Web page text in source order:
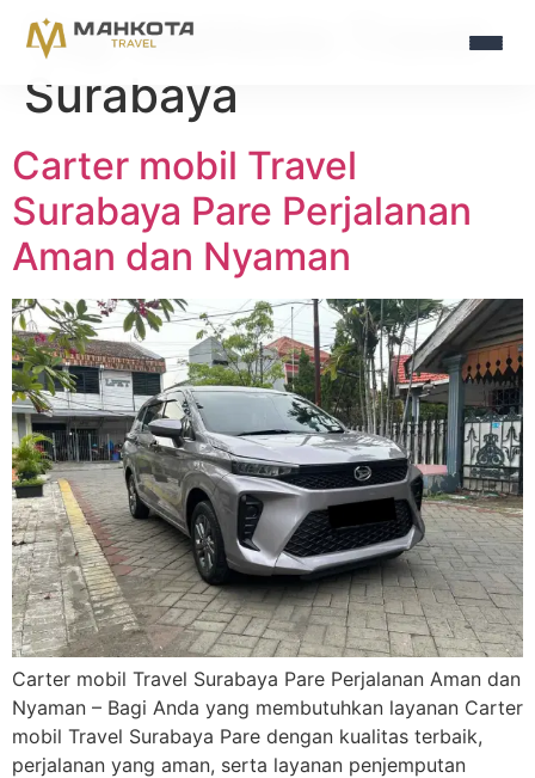
Tag:Mahkota Travel
Surabaya
Carter mobil Travel
Surabaya Pare Perjalanan
Aman dan Nyaman
Carter mobil Travel Surabaya Pare Perjalanan Aman dan
Nyaman – Bagi Anda yang membutuhkan layanan Carter
mobil Travel Surabaya Pare dengan kualitas terbaik,
perjalanan yang aman, serta layanan penjemputan